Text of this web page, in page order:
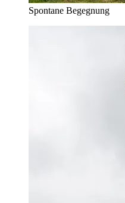
Spontane Begegnung